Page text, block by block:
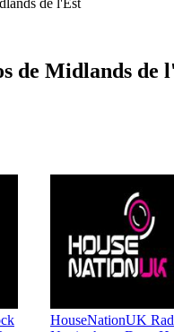
de l'Est
de Midlands de
HouseNationUK